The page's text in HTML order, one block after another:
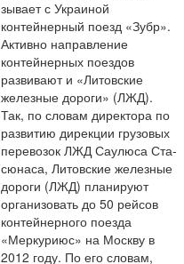
зывает с Украиной
контейнерный поезд «Зубр».
Активно направление
контейнерных поез­дов
развивают и «Литовские
железные дороги» (ЛЖД).
Так, по словам директора по
развитию ди­рекции грузовых
перевозок ЛЖД Саулюса Ста­
сюнаса, Литовские железные
дороги (ЛЖД) пла­нируют
организовать до 50 рейсов
контейнерного поезда
«Меркуриюс» на Москву в
2012 году. По его словам,